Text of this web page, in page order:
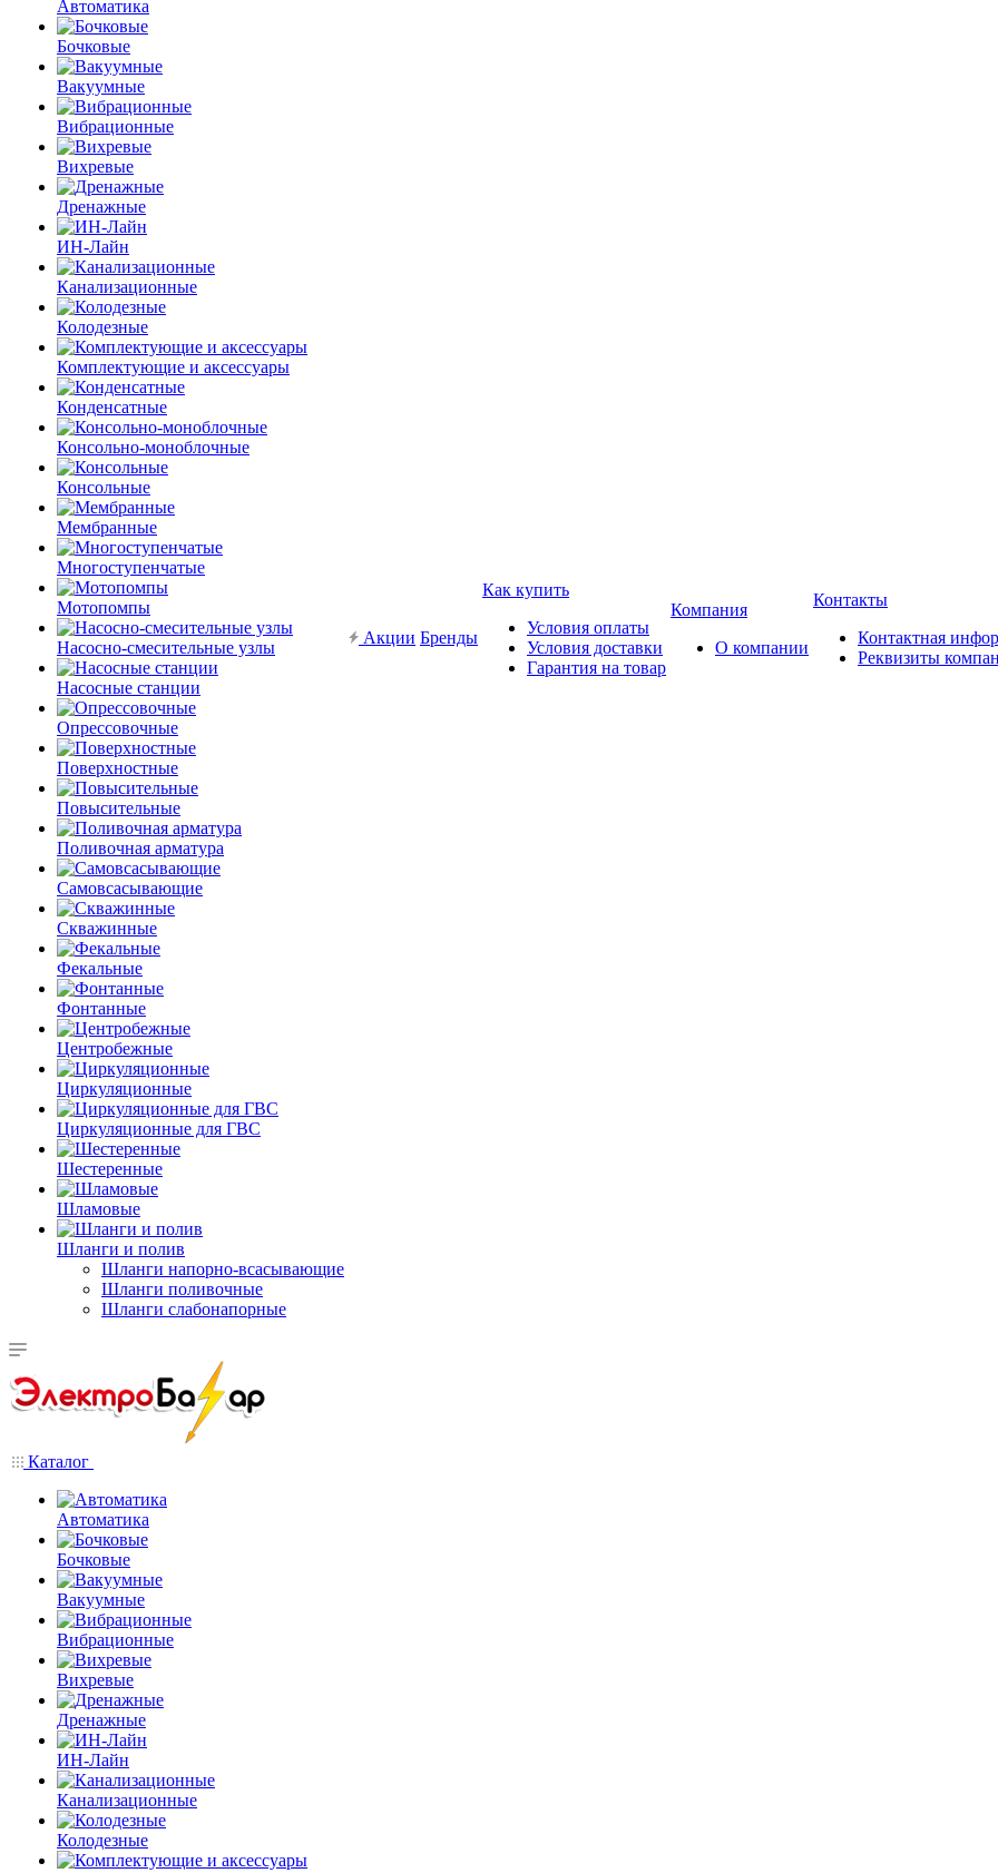
Автоматика
Бочковые
Вакуумные
Вибрационные
Вихревые
Дренажные
ИН-Лайн
Канализационные
Колодезные
Комплектующие и аксессуары
Конденсатные
Консольно-моноблочные
Консольные
Мембранные
Многоступенчатые
Мотопомпы
Насосно-смесительные узлы
Насосные станции
Опрессовочные
Поверхностные
Повысительные
Поливочная арматура
Самовсасывающие
Скважинные
Фекальные
Фонтанные
Центробежные
Циркуляционные
Циркуляционные для ГВС
Шестеренные
Шламовые
Шланги и полив
Шланги напорно-всасывающие
Шланги поливочные
Шланги слабонапорные
Акции Бренды
Как купить
Условия оплаты
Условия доставки
Гарантия на товар
Компания
О компании
Контакты
Контактная
Реквизиты
Каталог
Автоматика
Бочковые
Вакуумные
Вибрационные
Вихревые
Дренажные
ИН-Лайн
Канализационные
Колодезные